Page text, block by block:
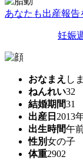
あなたも出産報
妊娠
おなまえ し
ねんれい32
結婚期間31
出産日 2013
出生時間午
性別女の子
体重2902